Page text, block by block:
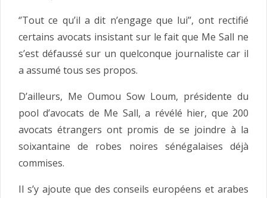
‘’Tout ce qu’il a dit n’engage que lui’’, ont rectifié
certains avocats insistant sur le fait que Me Sall ne
s’est défaussé sur un quelconque journaliste car il
a assumé tous ses propos.
D’ailleurs, Me Oumou Sow Loum, présidente du
pool d’avocats de Me Sall, a révélé hier, que 200
avocats étrangers ont promis de se joindre à la
soixantaine de robes noires sénégalaises déjà
commises.
Il s’y ajoute que des conseils européens et arabes